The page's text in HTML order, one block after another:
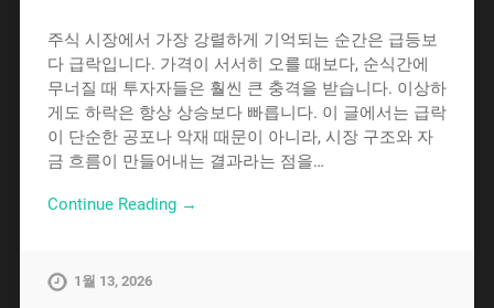
주식 시장에서 가장 강렬하게 기억되는 순간은 급등보
다 급락입니다. 가격이 서서히 오를 때보다, 순식간에
무너질 때 투자자들은 훨씬 큰 충격을 받습니다. 이상하
게도 하락은 항상 상승보다 빠릅니다. 이 글에서는 급락
이 단순한 공포나 악재 때문이 아니라, 시장 구조와 자
금 흐름이 만들어내는 결과라는 점을…
Continue Reading →
1월 13, 2026